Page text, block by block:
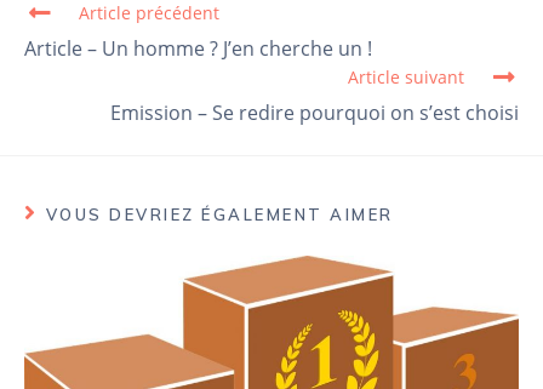
Read more articles
Article précédent
Article – Un homme ? J’en cherche un !
Article suivant
Emission – Se redire pourquoi on s’est choisi
VOUS DEVRIEZ ÉGALEMENT AIMER